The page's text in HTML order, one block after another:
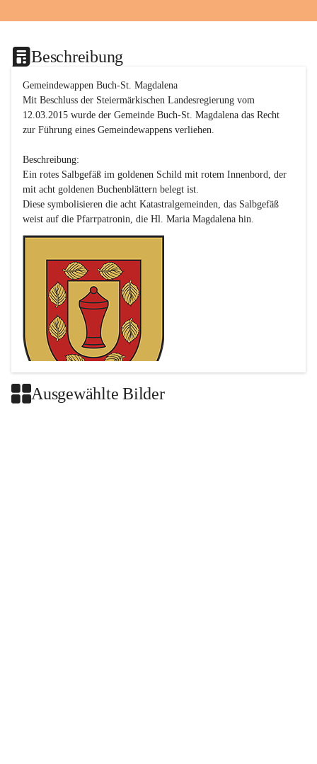
Beschreibung
Gemeindewappen Buch-St. Magdalena
Mit Beschluss der Steiermärkischen Landesregierung vom
12.03.2015 wurde der Gemeinde Buch-St. Magdalena das Recht
zur Führung eines Gemeindewappens verliehen.
Beschreibung:
Ein rotes Salbgefäß im goldenen Schild mit rotem Innenbord, der
mit acht goldenen Buchenblättern belegt ist.
Diese symbolisieren die acht Katastralgemeinden, das Salbgefäß
Ausgewählte Bilder